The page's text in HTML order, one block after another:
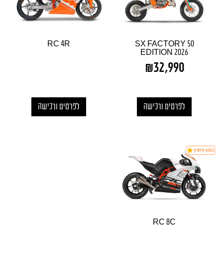
50 SX FACTORY
EDITION 2026
₪32,990
לפרטים ורכישה
RC 4R
לפרטים ורכישה
RC 8C